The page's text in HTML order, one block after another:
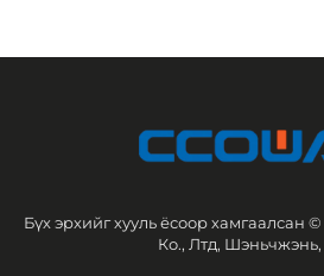
Бүх эрхийг хууль ёсоор хамгаалсан
Ко., Лтд, Шэньчжэнь,